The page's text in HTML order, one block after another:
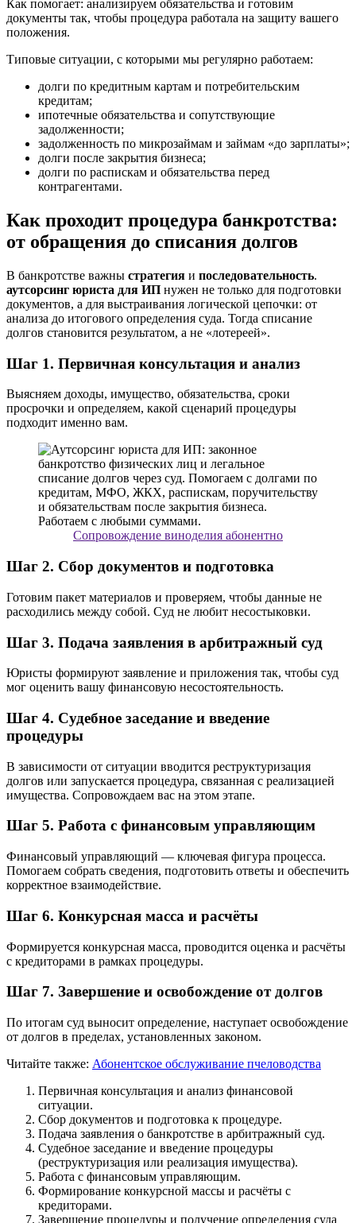
Как помогает: анализируем обязательства и готовим
документы так, чтобы процедура работала на защиту вашего
положения.
Типовые ситуации, с которыми мы регулярно работаем:
долги по кредитным картам и потребительским
кредитам;
ипотечные обязательства и сопутствующие
задолженности;
задолженность по микрозаймам и займам «до зарплаты»;
долги после закрытия бизнеса;
долги по распискам и обязательства перед
контрагентами.
Как проходит процедура банкротства:
от обращения до списания долгов
В банкротстве важны стратегия и последовательность.
аутсорсинг юриста для ИП нужен не только для подготовки
документов, а для выстраивания логической цепочки: от
анализа до итогового определения суда. Тогда списание
долгов становится результатом, а не «лотереей».
Шаг 1. Первичная консультация и анализ
Выясняем доходы, имущество, обязательства, сроки
просрочки и определяем, какой сценарий процедуры
подходит именно вам.
Сопровождение виноделия абонентно
Шаг 2. Сбор документов и подготовка
Готовим пакет материалов и проверяем, чтобы данные не
расходились между собой. Суд не любит несостыковки.
Шаг 3. Подача заявления в арбитражный суд
Юристы формируют заявление и приложения так, чтобы суд
мог оценить вашу финансовую несостоятельность.
Шаг 4. Судебное заседание и введение
процедуры
В зависимости от ситуации вводится реструктуризация
долгов или запускается процедура, связанная с реализацией
имущества. Сопровождаем вас на этом этапе.
Шаг 5. Работа с финансовым управляющим
Финансовый управляющий — ключевая фигура процесса.
Помогаем собрать сведения, подготовить ответы и обеспечить
корректное взаимодействие.
Шаг 6. Конкурсная масса и расчёты
Формируется конкурсная масса, проводится оценка и расчёты
с кредиторами в рамках процедуры.
Шаг 7. Завершение и освобождение от долгов
По итогам суд выносит определение, наступает освобождение
от долгов в пределах, установленных законом.
Читайте также: Абонентское обслуживание пчеловодства
Первичная консультация и анализ финансовой
ситуации.
Сбор документов и подготовка к процедуре.
Подача заявления о банкротстве в арбитражный суд.
Судебное заседание и введение процедуры
(реструктуризация или реализация имущества).
Работа с финансовым управляющим.
Формирование конкурсной массы и расчёты с
кредиторами.
Завершение процедуры и получение определения суда